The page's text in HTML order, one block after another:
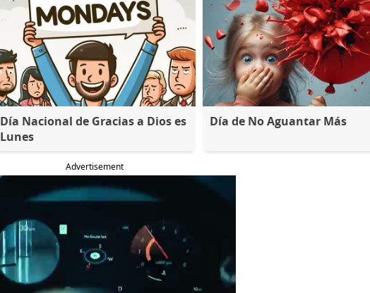
Día Nacional de Gracias a Dios es
Lunes
Día de No Aguantar Más
Advertisement